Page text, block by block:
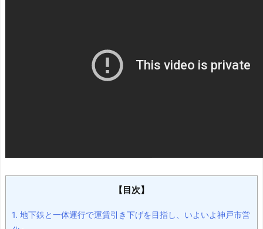
【目次】
1. 地下鉄と一体運行で運賃引き下げを目指し、いよいよ神戸市営